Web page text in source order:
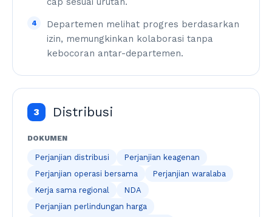
4
Departemen melihat progres berdasarkan
izin, memungkinkan kolaborasi tanpa
kebocoran antar-departemen.
3 Distribusi
DOKUMEN
Perjanjian distribusi
Perjanjian keagenan
Perjanjian operasi bersama
Perjanjian waralaba
Kerja sama regional
NDA
Perjanjian perlindungan harga